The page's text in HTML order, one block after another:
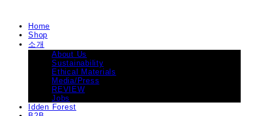
Home
Shop
소개
About Us
Sustainability
Ethical Materials
Media/Press
REVIEW
Jobs
Idden Forest